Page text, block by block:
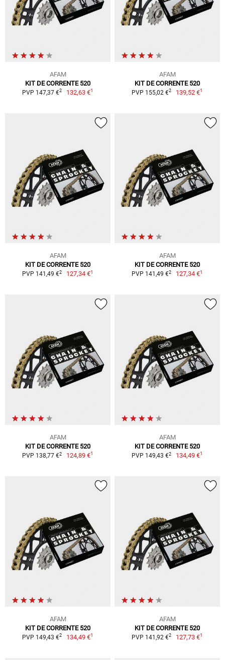
AFAM
KIT DE CORRENTE 520
PVP 147,37 €2 132,63 €1
AFAM
KIT DE CORRENTE 520
PVP 155,02 €2 139,52 €1
AFAM
KIT DE CORRENTE 520
PVP 141,49 €2 127,34 €1
AFAM
KIT DE CORRENTE 520
PVP 141,49 €2 127,34 €1
AFAM
KIT DE CORRENTE 520
PVP 138,77 €2 124,89 €1
AFAM
KIT DE CORRENTE 520
PVP 149,43 €2 134,49 €1
AFAM
KIT DE CORRENTE 520
PVP 149,43 €2 134,49 €1
AFAM
KIT DE CORRENTE 520
PVP 141,92 €2 127,73 €1